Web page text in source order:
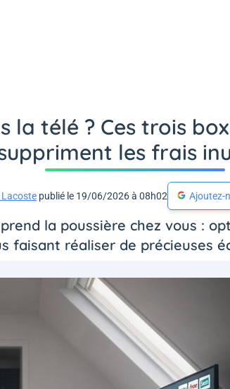
la télé ? Ces trois
les frais
Lacoste publié le 19/06/2026 à 08h02 Ajoutez-
la poussière chez vous :
faisant réaliser de précieuses